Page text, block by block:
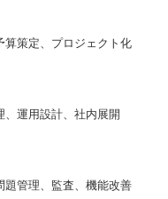
算策定、プロジェクト化
運用設計、社内展開
題管理、監査、機能改善